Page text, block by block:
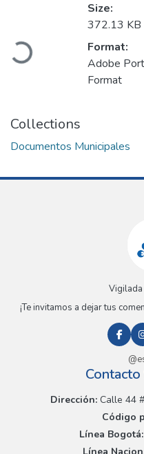
Loading...
Size:
372.13 KB
Format:
Adobe
Format
Collections
Documentos Municipales
Vigilada
¡Te invitamos a dejar tus
Dirección:Calle 44 #
Código
Línea Bogotá: